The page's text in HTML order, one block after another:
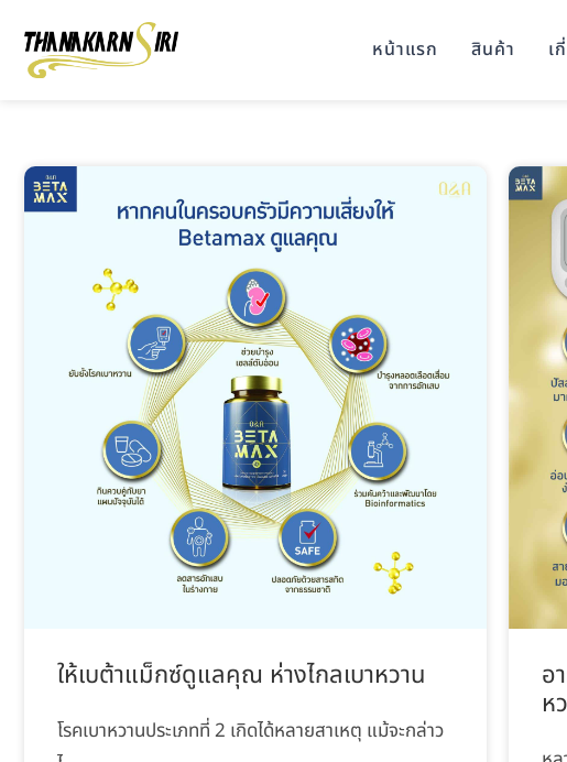
หน้าแรก สินค้า เ
ให้เบต้าแม็กซ์ดูแลคุณ ห่างไกลเบาหวาน
โรคเบาหวานประเภทที่ 2 เกิดได้หลายสาเหตุ แม้จะกล่าว
อ
ห